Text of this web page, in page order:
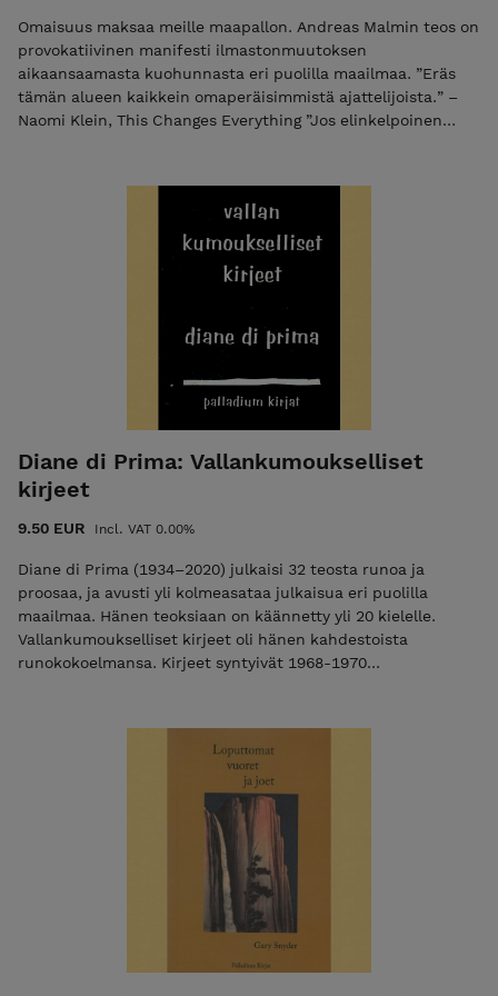
Omaisuus maksaa meille maapallon. Andreas Malmin teos on
provokatiivinen manifesti ilmastonmuutoksen
aikaansaamasta kuohunnasta eri puolilla maailmaa. ”Eräs
tämän alueen kaikkein omaperäisimmistä ajattelijoista.” –
Naomi Klein, This Changes Everything ”Jos elinkelpoinen
provokatiivinen manifesti ilmastoajan uranuurtajalta.” –
David Wallace Wells, The Uninhabitable Earth Tietokirja,
2024 SUOMENNOS: J.K. Ihalainen INFO: 192 sivua,
Diane di Prima: Vallankumoukselliset
kirjeet
9.50 EUR Incl. VAT 0.00%
Diane di Prima (1934–2020) julkaisi 32 teosta runoa ja
proosaa, ja avusti yli kolmeasataa julkaisua eri puolilla
maailmaa. Hänen teoksiaan on käännetty yli 20 kielelle.
Vallankumoukselliset kirjeet oli hänen kahdestoista
runokokoelmansa. Kirjeet syntyivät 1968-1970
Omassa lajissaan tämä klassikoksi kohonnut pieni teos on
lyömätön. Diane di Prima päätti 13-vuotiaana tulla
runoilijaksi, kaksikymmenvuotiaana hän tapasi Ezra
Poundin, ja muutaman vuoden vanhempana Ginsbergin,
Kerouacin, Orlovskyn ja Corson. Ensimmäisen runoteoksensa
hän julkaisi vuonna 1958, This Kind of Bird Flies Backwards.
1960-luvulla hänestä tuli beat-henkinen
vallankumouksellinen aktivisti, "sankarillinen sekä elämässä
että runoudessa" (Ginsberg). Hän toimitti lukuisia erilaisia
kirjallisuuslehtiä, kuten Floating Bear (Le Roi Jonesin kanssa
1961–69), Kulchur (1960–61), The Poets Press (1964-69) ja